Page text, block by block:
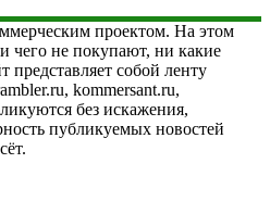
проектом. На этом
чего не покупают, ни какие
представляет собой ленту
kommersant.ru,
без искажения,
публикуемых новостей